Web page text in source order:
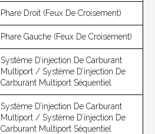
Phare Droit (feux De Croisement)
Phare Gauche (feux De Croisement)
Système D’injection De Carburant
Multiport / Système D’injection De
Carburant Multiport Séquentiel
Système D’injection De Carburant
Multiport / Système D’injection De
Carburant Multiport Séquentiel